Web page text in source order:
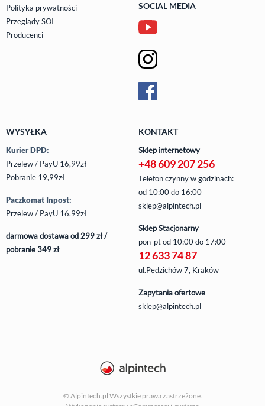
Polityka prywatności
Przeglądy SOI
Producenci
SOCIAL MEDIA
WYSYŁKA
Kurier DPD:
Przelew / PayU 16,99zł
Pobranie 19,99zł
Paczkomat Inpost:
Przelew / PayU 16,99zł
darmowa dostawa od 299 zł /
pobranie 349 zł
KONTAKT
Sklep internetowy
+48 609 207 256
Telefon czynny w godzinach:
od 10:00 do 16:00
sklep@alpintech.pl
Sklep Stacjonarny
pon-ptod 10:00 do 17:00
12 633 74 87
ul.Pędzichów 7, Kraków
Zapytania ofertowe
sklep@alpintech.pl
© Alpintech.pl Wszystkie prawa zastrzeżone.